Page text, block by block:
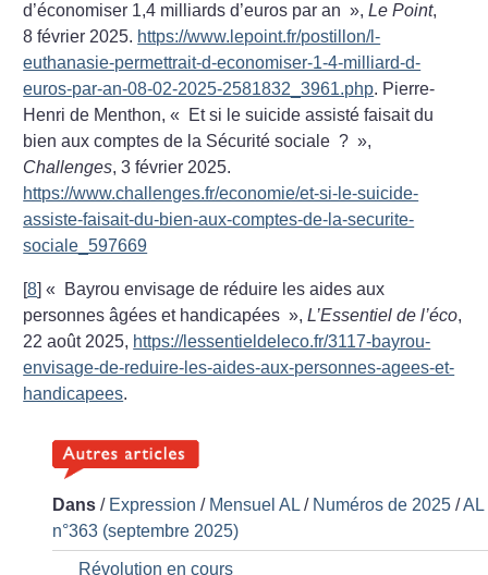
d’économiser 1,4 milliards d’euros par an »,Le Point,
8 février 2025. https://www.lepoint.fr/postillon/l-
euthanasie-permettrait-d-economiser-1-4-milliard-d-
euros-par-an-08-02-2025-2581832_3961.php. Pierre-
Henri de Menthon, «
Et si le suicide assisté faisait du
bien aux comptes de la Sécurité sociale ? »,
Challenges, 3 février 2025.
https://www.challenges.fr/economie/et-si-le-suicide-
assiste-faisait-du-bien-aux-comptes-de-la-securite-
sociale_597669
[8]«
Bayrou envisage de réduire les aides aux
personnes âgées et handicapées »,L’Essentiel de l’éco,
22 août 2025, https://lessentieldeleco.fr/3117-bayrou-
envisage-de-reduire-les-aides-aux-personnes-agees-et-
handicapees.
Dans / Expression / Mensuel AL/ Numéros de 2025 /AL
n°363 (septembre 2025)
Révolution en cours